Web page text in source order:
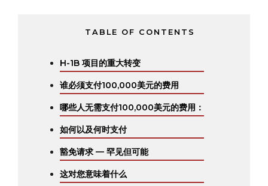
TABLE OF CONTENTS
H-1B 项目的重大转变
谁必须支付100,000美元的费用
哪些人无需支付100,000美元的费用：
如何以及何时支付
豁免请求 — 罕见但可能
这对您意味着什么